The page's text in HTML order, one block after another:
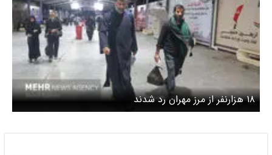
۱۸ هزارنفر از مرز مهران رد شدند